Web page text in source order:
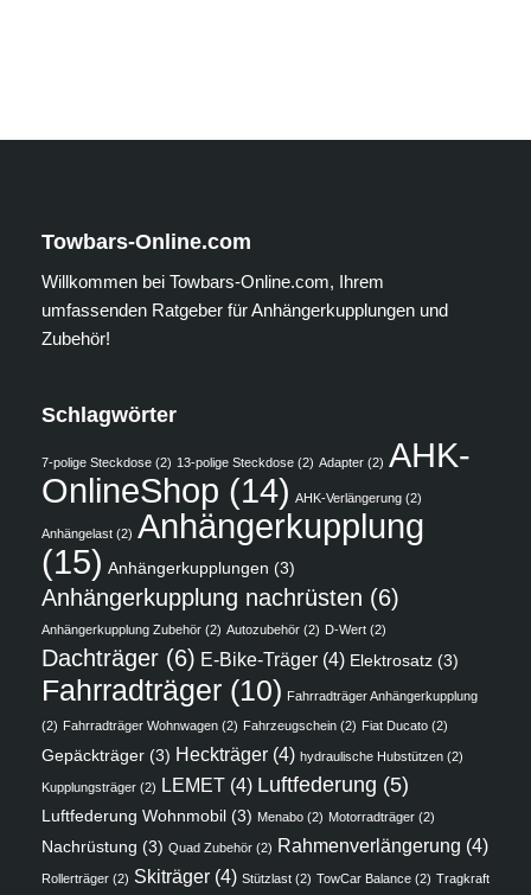
Towbars-Online.com
Willkommen bei Towbars-Online.com, Ihrem
umfassenden Ratgeber für Anhängerkupplungen und
Zubehör!
Schlagwörter
7-polige Steckdose (2) 13-polige Steckdose (2) Adapter (2) AHK-
OnlineShop (14) AHK-Verlängerung (2)
Anhängelast (2) Anhängerkupplung
(15) Anhängerkupplungen (3)
Anhängerkupplung nachrüsten (6)
Anhängerkupplung Zubehör (2) Autozubehör (2) D-Wert (2)
Dachträger (6) E-Bike-Träger (4) Elektrosatz (3)
Fahrradträger (10) Fahrradträger Anhängerkupplung
(2) Fahrradträger Wohnwagen (2) Fahrzeugschein (2) Fiat Ducato (2)
Gepäckträger (3) Heckträger (4) hydraulische Hubstützen (2)
Kupplungsträger (2) LEMET (4) Luftfederung (5)
Luftfederung Wohnmobil (3) Menabo (2) Motorradträger (2)
Nachrüstung (3) Quad Zubehör (2) Rahmenverlängerung (4)
Rollerträger (2) Skiträger (4) Stützlast (2) TowCar Balance (2) Tragkraft